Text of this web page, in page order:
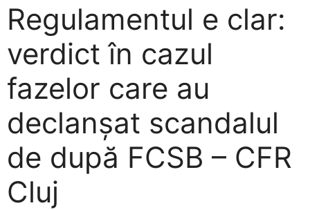
Regulamentul e clar:
verdict în cazul
fazelor care au
declanșat scandalul
de după FCSB – CFR
Cluj